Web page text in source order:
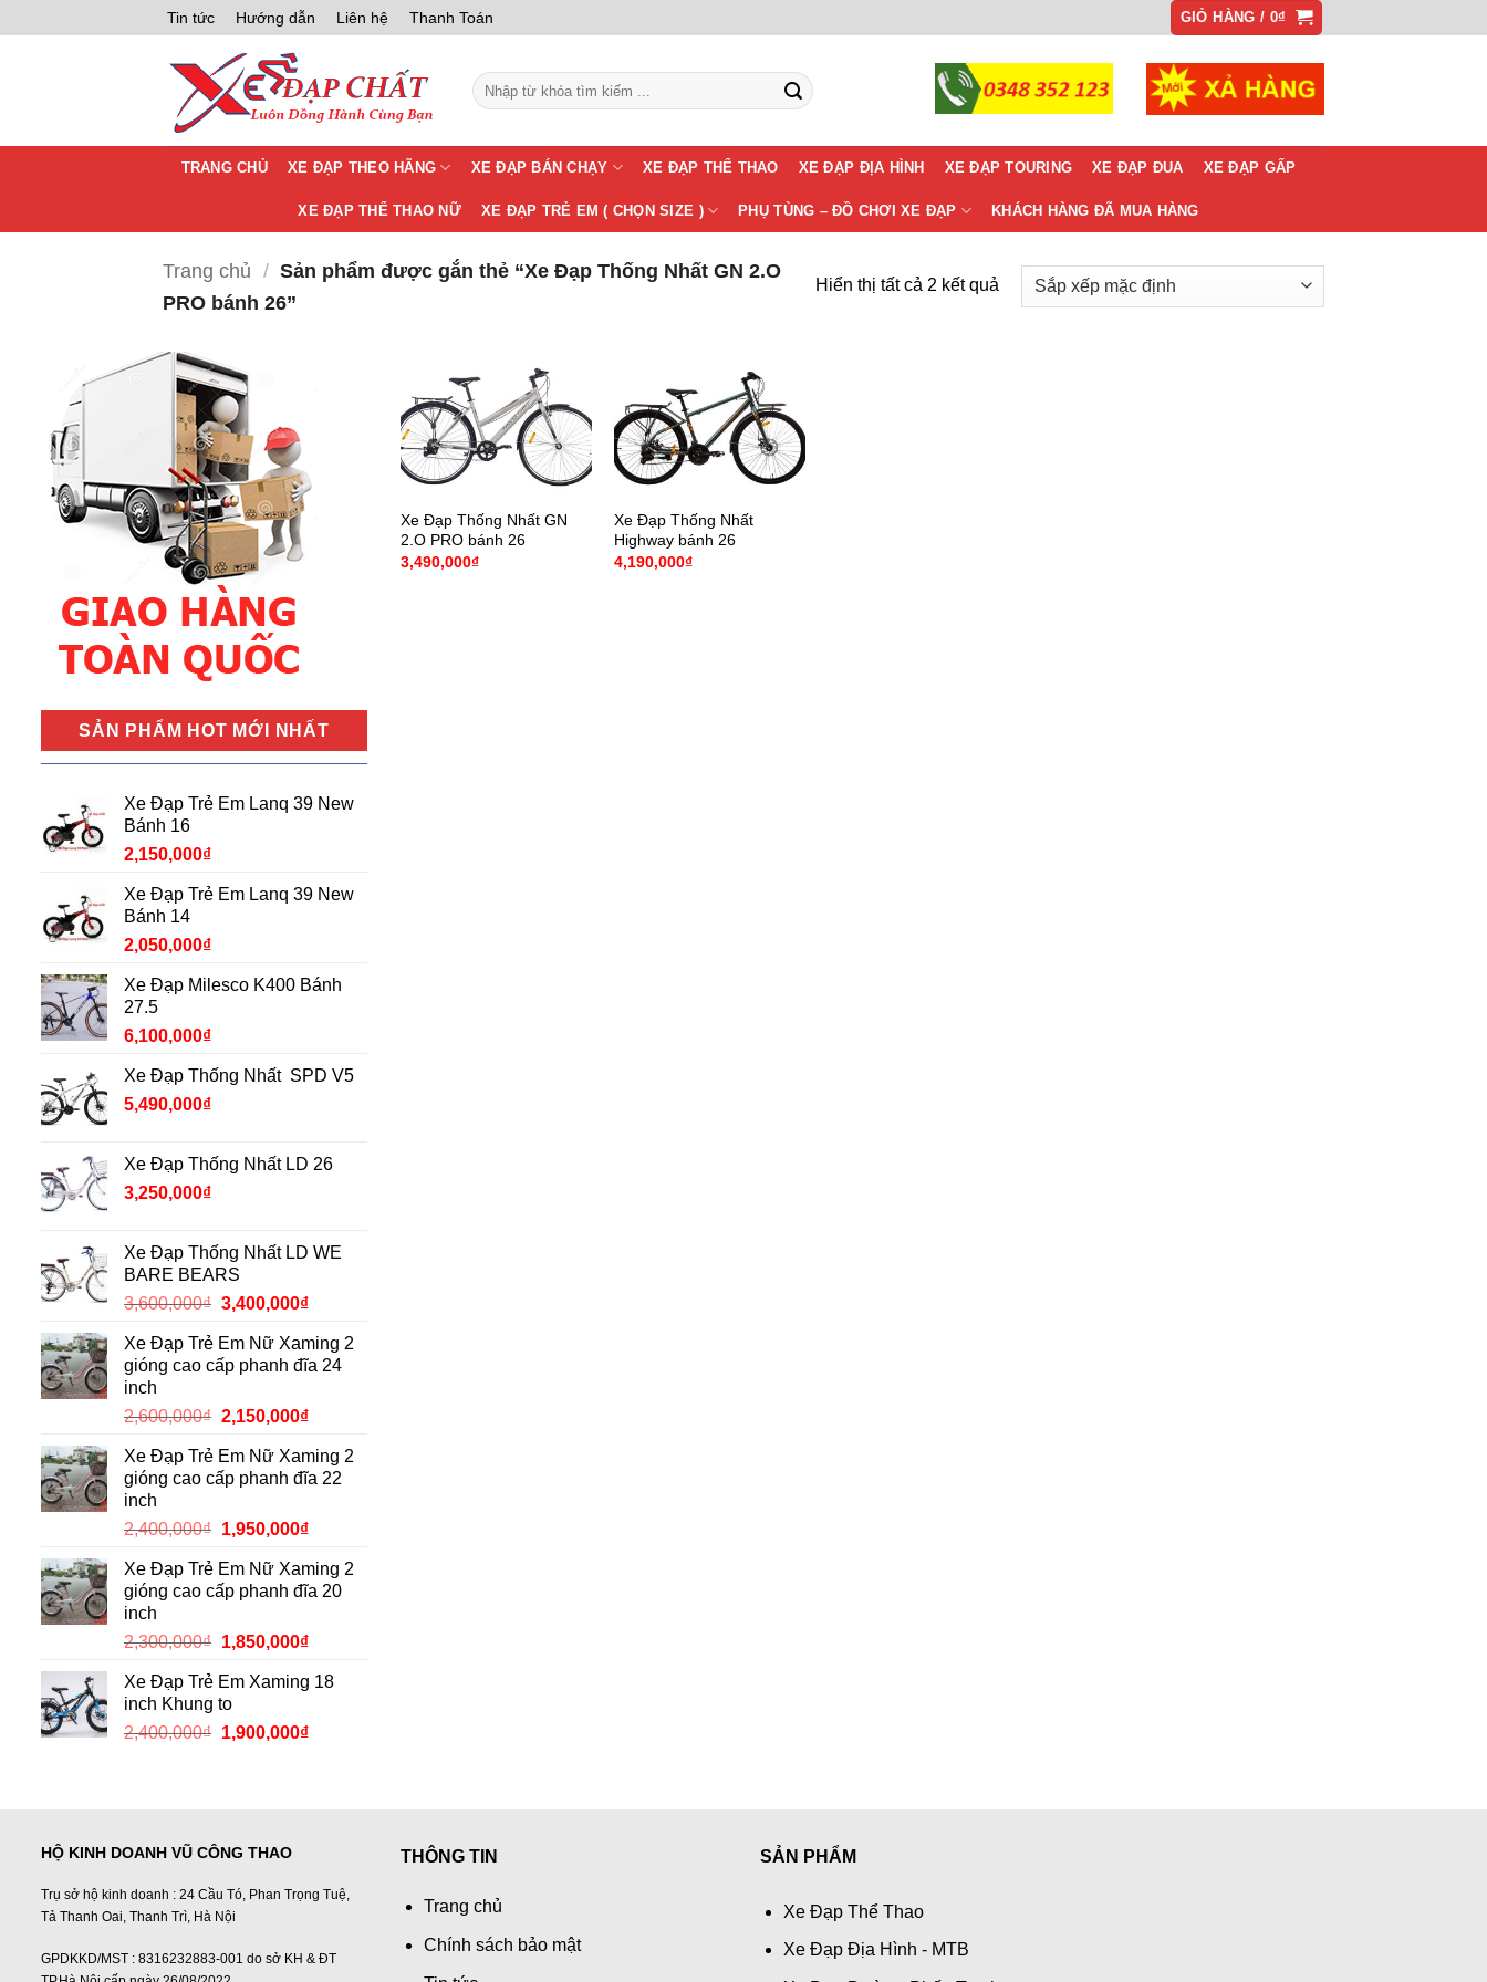
qua
Tin tức Hướng dẫn Liên hệ Thanh Toán GIỎ HÀNG / 0₫
Tìm
kiếm:
TRANG CHỦ XE ĐẠP THEO HÃNG XE ĐẠP BÁN CHẠY XE ĐẠP THỂ THAO XE ĐẠP ĐỊA HÌNH XE ĐẠP TOURING XE ĐẠP ĐUA XE ĐẠP GẤP
XE ĐẠP THỂ THAO NỮ XE ĐẠP TRẺ EM ( CHỌN SIZE ) PHỤ TÙNG – ĐỒ CHƠI XE ĐẠP KHÁCH HÀNG ĐÃ MUA HÀNG
Trang chủ / Sản phẩm được gắn thẻ “Xe Đạp Thống Nhất GN 2.O
PRO bánh 26”
Hiển thị tất cả 2 kết quả
SẢN PHẨM HOT MỚI NHẤT
Xe Đạp Trẻ Em Lanq 39 New
Bánh 16
2,150,000₫
Xe Đạp Trẻ Em Lanq 39 New
Bánh 14
2,050,000₫
Xe Đạp Milesco K400 Bánh
27.5
6,100,000₫
Xe Đạp Thống Nhất SPD V5
5,490,000₫
Xe Đạp Thống Nhất LD 26
3,250,000₫
Xe Đạp Thống Nhất LD WE
BARE BEARS
3,600,000₫ Giá
là:
3,600,000₫.
3,400,000₫Giá
tại
là:
Xe Đạp Trẻ Em Nữ Xaming 2
gióng cao cấp phanh đĩa 24
inch
2,600,000₫ Giá
là:
2,600,000₫.
2,150,000₫Giá
tại
là:
Xe Đạp Trẻ Em Nữ Xaming 2
gióng cao cấp phanh đĩa 22
inch
2,400,000₫ Giá
là:
2,400,000₫.
1,950,000₫Giá
tại
là:
Xe Đạp Trẻ Em Nữ Xaming 2
gióng cao cấp phanh đĩa 20
inch
2,300,000₫ Giá
là:
2,300,000₫.
1,850,000₫Giá
tại
1,850,000₫.
Xe Đạp Trẻ Em Xaming 18
inch Khung to
2,400,000₫ Giá
1,900,000₫Giá
Xe Đạp Thống Nhất GN
2.O PRO bánh 26
3,490,000₫
Xe Đạp Thống Nhất
Highway bánh 26
4,190,000₫
HỘ KINH DOANH VŨ CÔNG THAO
Trụ sở hộ kinh doanh : 24 Cầu Tó, Phan Trọng Tuệ,
Tả Thanh Oai, Thanh Trì, Hà Nội
GPDKKD/MST : 8316232883-001 do sở KH & ĐT
THÔNG TIN
Trang chủ
Chính sách bảo mật
SẢN PHẨM
Xe Đạp Thể Thao
Xe Đạp Địa Hình - MTB